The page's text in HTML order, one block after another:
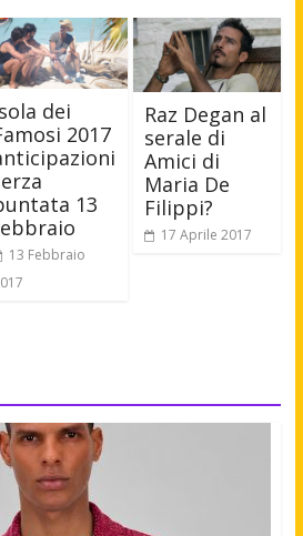
dei
2017
13
13 Febbraio
Raz Degan al
serale di
Amici di
Maria De
Filippi?
17 Aprile 2017